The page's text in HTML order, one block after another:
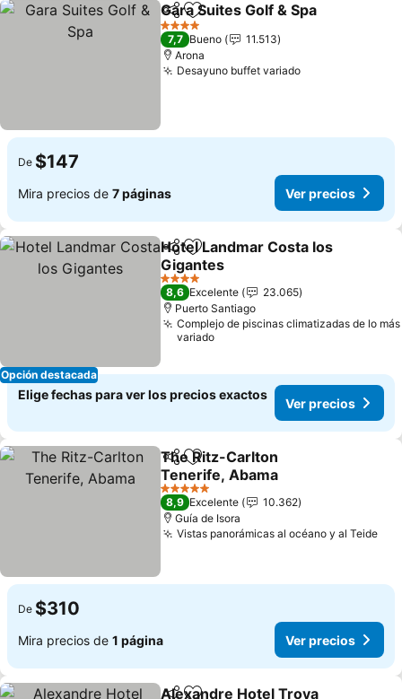
CompartirAgregar a favoritos
Gara Suites Golf & Spa
4 Estrellas
7,7 Bueno
11.513
Arona
Desayuno buffet variado
De $147
Mira precios de 7 páginas Ver precios
Opción destacada
CompartirAgregar a favoritos
Hotel Landmar Costa los
Gigantes
4 Estrellas
8,6 Excelente
23.065
Puerto Santiago
Complejo de piscinas climatizadas de lo más
variado
Elige fechas para ver los precios exactos
Ver precios
CompartirAgregar a favoritos
The Ritz-Carlton
Tenerife, Abama
5 Estrellas
8,9 Excelente
10.362
Guía de Isora
Vistas panorámicas al océano y al Teide
De $310
Mira precios de 1 página Ver precios
Alexandre Hotel Troya